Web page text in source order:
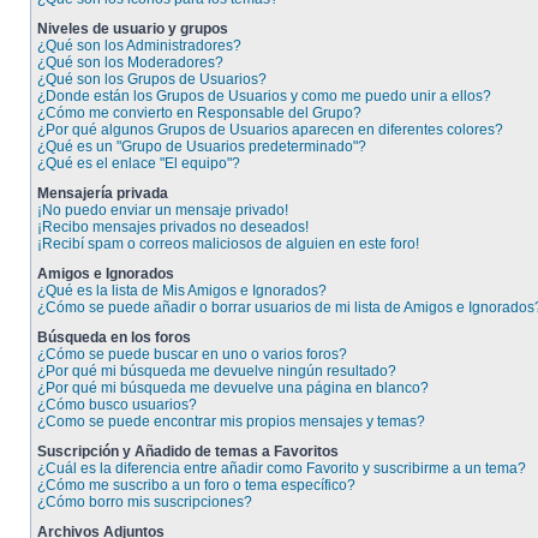
Niveles de usuario y grupos
¿Qué son los Administradores?
¿Qué son los Moderadores?
¿Qué son los Grupos de Usuarios?
¿Donde están los Grupos de Usuarios y como me puedo unir a ellos?
¿Cómo me convierto en Responsable del Grupo?
¿Por qué algunos Grupos de Usuarios aparecen en diferentes colores?
¿Qué es un "Grupo de Usuarios predeterminado"?
¿Qué es el enlace "El equipo"?
Mensajería privada
¡No puedo enviar un mensaje privado!
¡Recibo mensajes privados no deseados!
¡Recibí spam o correos maliciosos de alguien en este foro!
Amigos e Ignorados
¿Qué es la lista de Mis Amigos e Ignorados?
¿Cómo se puede añadir o borrar usuarios de mi lista de Amigos e
Búsqueda en los foros
¿Cómo se puede buscar en uno o varios foros?
¿Por qué mi búsqueda me devuelve ningún resultado?
¿Por qué mi búsqueda me devuelve una página en blanco?
¿Cómo busco usuarios?
¿Como se puede encontrar mis propios mensajes y temas?
Suscripción y Añadido de temas a Favoritos
¿Cuál es la diferencia entre añadir como Favorito y suscribirme a un tema?
¿Cómo me suscribo a un foro o tema específico?
¿Cómo borro mis suscripciones?
Archivos Adjuntos